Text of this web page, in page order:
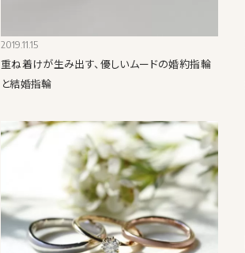
2019.11.15
重ね着けが生み出す、優しいムードの婚約指輪
と結婚指輪